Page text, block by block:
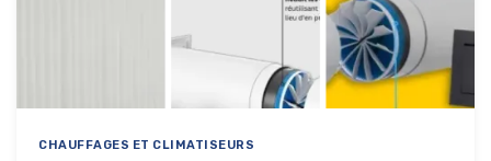
CHAUFFAGES ET CLIMATISEURS